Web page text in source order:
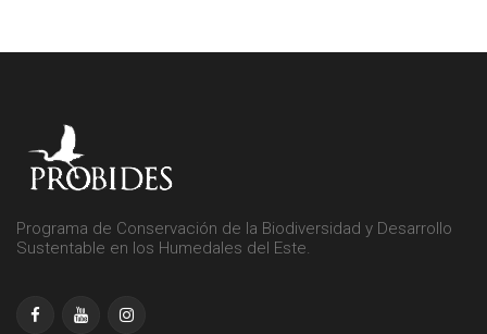
Programa de Conservación de la Biodiversidad y Desarrollo
Sustentable en los Humedales del Este.